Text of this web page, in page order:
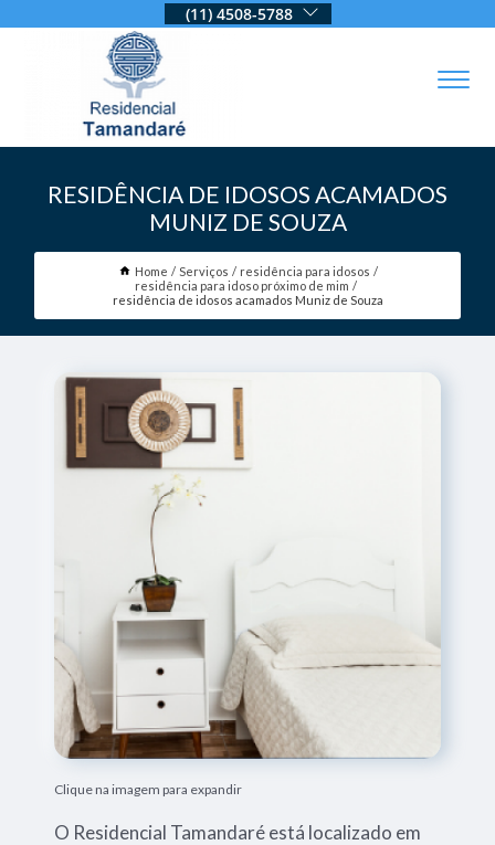
(11) 4508-5788
RESIDÊNCIA DE IDOSOS ACAMADOS
MUNIZ DE SOUZA
Home Serviços
residência para idosos
residência para idoso próximo de mim
residência de idosos acamados Muniz de Souza
Clique na imagem para expandir
O Residencial Tamandaré está localizado em